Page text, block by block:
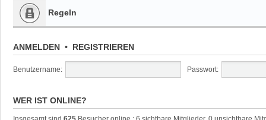
Regeln
ANMELDEN • REGISTRIEREN
Benutzername: Passwort:
WER IST ONLINE?